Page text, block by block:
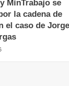
MinTrabajo se
la cadena de
el caso de Jorge